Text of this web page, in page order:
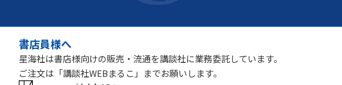
書店員様へ
星海社は書店様向けの販売・流通を講談社に業務委託しています。
ご注文は「講談社WEBまるこ」までお願いします。